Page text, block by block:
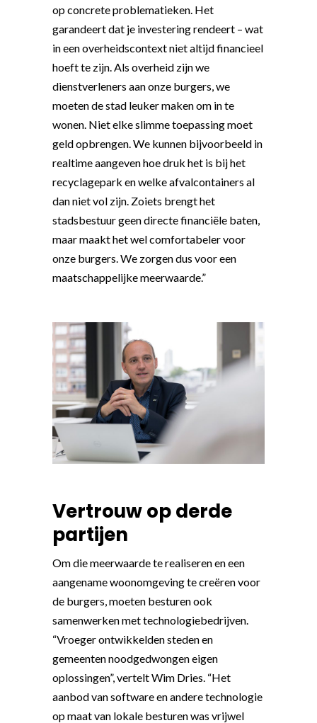
op concrete problematieken. Het
garandeert dat je investering rendeert – wat
in een overheidscontext niet altijd financieel
hoeft te zijn. Als overheid zijn we
dienstverleners aan onze burgers, we
moeten de stad leuker maken om in te
wonen. Niet elke slimme toepassing moet
geld opbrengen. We kunnen bijvoorbeeld in
realtime aangeven hoe druk het is bij het
recyclagepark en welke afvalcontainers al
dan niet vol zijn. Zoiets brengt het
stadsbestuur geen directe financiële baten,
maar maakt het wel comfortabeler voor
onze burgers. We zorgen dus voor een
maatschappelijke meerwaarde.”
Vertrouw op derde
partijen
Om die meerwaarde te realiseren en een
aangename woonomgeving te creëren voor
de burgers, moeten besturen ook
samenwerken met technologiebedrijven.
“Vroeger ontwikkelden steden en
gemeenten noodgedwongen eigen
oplossingen”, vertelt Wim Dries. “Het
aanbod van software en andere technologie
op maat van lokale besturen was vrijwel